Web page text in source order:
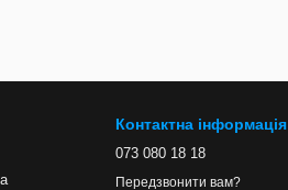
Контактна інформація
073 080 18 18
Передзвонити вам?